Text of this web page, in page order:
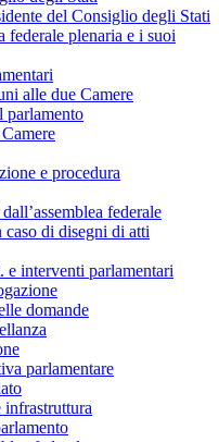
del Consiglio degli Stati
federale plenaria e i suoi
alle due Camere
parlamento
e procedura
federale
caso di disegni di atti
e interventi parlamentari
domande
parlamentare